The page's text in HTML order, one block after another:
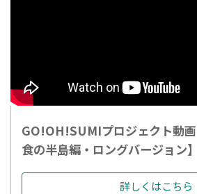
GO!OH!SUMIプロジェクト動
食の半島編・ロングバージョン】
詳しくはこちら